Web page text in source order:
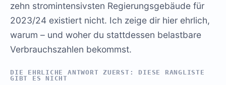
zehn stromintensivsten Regierungsgebäude für
2023/24 existiert nicht. Ich zeige dir hier ehrlich,
warum – und woher du stattdessen belastbare
Verbrauchszahlen bekommst.
DIE EHRLICHE ANTWORT ZUERST: DIESE RANGLISTE
GIBT ES NICHT